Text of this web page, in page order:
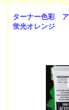
ターナー色彩
蛍光オレンジ